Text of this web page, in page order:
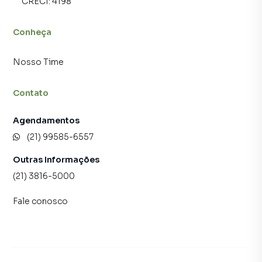
Conheça
Nosso Time
Contato
Agendamentos
(21) 99585-6557
Outras Informações
(21) 3816-5000
Fale conosco